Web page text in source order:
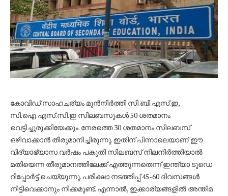
കോവിഡ് സാഹചര്യം മുന്‍നിര്‍ത്തി സി.ബി.എസ്.ഇ,
സി.ഐ.എസ്.സി.ഇ സിലബസുകള്‍ 50 ശതമാനം
വെട്ടിച്ചുരുക്കിയേക്കും. നേരത്തെ 30 ശതമാനം സിലബസ്
ഒഴിവാക്കാന്‍ തീരുമാനിച്ചിരുന്നു. ഇതിന് പിന്നാലെയാണ് ഈ
വിദ്യാഭ്യാസ വര്‍ഷം പകുതി സിലബസ് നിലനിര്‍ത്തിയാല്‍
മതിയെന്ന തീരുമാനത്തിലേക്ക് എത്തുന്നതെന്ന് ഇന്ത്യാ ടുഡെ
റിപ്പോര്‍ട്ട് ചെയ്യുന്നു. പരീക്ഷാ നടത്തിപ്പ് 45-60 ദിവസങ്ങള്‍
നീട്ടിവെക്കാനും നീക്കമുണ്ട്. എന്നാല്‍, ഇക്കാര്യങ്ങളില്‍ അന്തിമ